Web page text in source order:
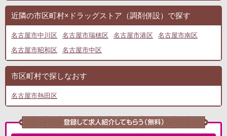
近隣の市区町村×ドラッグストア（調剤併設）で探す
名古屋市中川区 名古屋市瑞穂区 名古屋市港区
名古屋市南区
名古屋市昭和区
名古屋市中区
市区町村で探しなおす
名古屋市熱田区